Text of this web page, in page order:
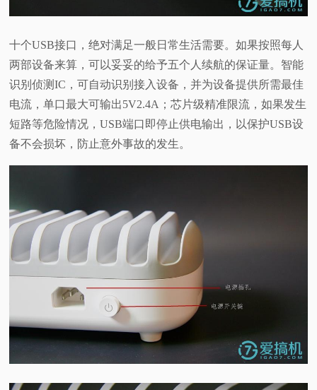
十个USB接口，绝对满足一般日常生活需要。如果按照每人
两部设备来算，可以妥妥的给予五个人续航的保证量。智能
识别侦测IC，可自动识别接入设备，并为设备提供所需最佳
电流，单口最大可输出5V2.4A；芯片级精准限流，如果发生
短路等危险情况，USB端口即停止供电输出，以保护USB设
备不会损坏，防止意外事故的发生。